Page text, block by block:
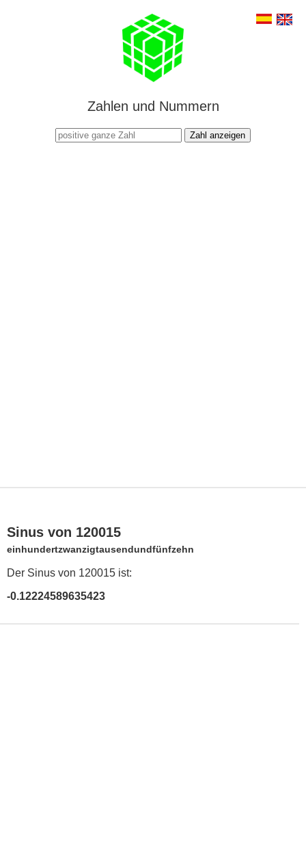
Zahlen und Nummern
Zahl anzeigen
Sinus von 120015
einhundertzwanzigtausendundfünfzehn
Der Sinus von 120015 ist:
-0.12224589635423